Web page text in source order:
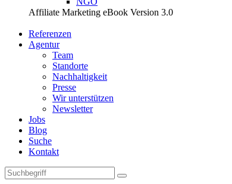
Affiliate Marketing eBook Version 3.0
Referenzen
Agentur
Team
Standorte
Nachhaltigkeit
Presse
Wir unterstützen
Newsletter
Jobs
Blog
Suche
Kontakt